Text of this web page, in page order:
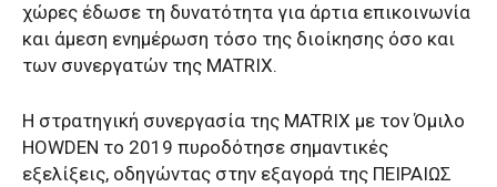
χώρες έδωσε τη δυνατότητα για άρτια επικοινωνία
και άμεση ενημέρωση τόσο της διοίκησης όσο και
των συνεργατών της MATRIX.
Η στρατηγική συνεργασία της MATRIX με τον Όμιλο
HOWDEN το 2019 πυροδότησε σημαντικές
εξελίξεις, οδηγώντας στην εξαγορά της ΠΕΙΡΑΙΩΣ